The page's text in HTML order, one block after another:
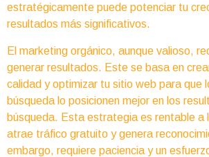
estratégicamente puede potenciar tu
resultados más significativos.
El marketing orgánico, aunque valioso,
generar resultados. Este se basa en
calidad y optimizar tu sitio web para que
búsqueda lo posicionen mejor en los
búsqueda. Esta estrategia es rentable a
atrae tráfico gratuito y genera
embargo, requiere paciencia y un